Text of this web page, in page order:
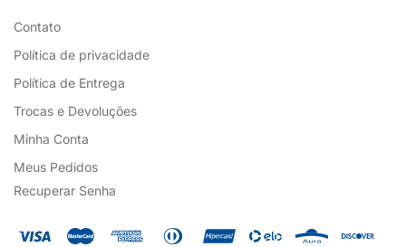
Contato
Política de privacidade
Política de Entrega
Trocas e Devoluções
Minha Conta
Meus Pedidos
Recuperar Senha